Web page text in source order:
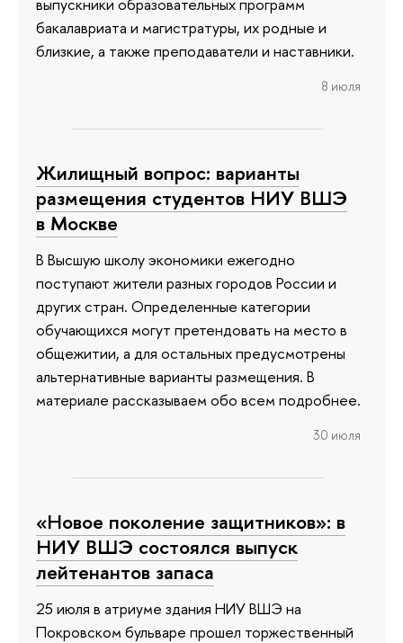
бакалавриата и магистратуры, их родные и
близкие, а также преподаватели и наставники.
8 июля
Жилищный вопрос: варианты
размещения студентов НИУ ВШЭ
в Москве
В Высшую школу экономики ежегодно
поступают жители разных городов России и
других стран. Определенные категории
обучающихся могут претендовать на место в
общежитии, а для остальных предусмотрены
альтернативные варианты размещения. В
материале рассказываем обо всем подробнее.
30 июля
«Новое поколение защитников»: в
НИУ ВШЭ состоялся выпуск
лейтенантов запаса
25 июля в атриуме здания НИУ ВШЭ на
Покровском бульваре прошел торжественный